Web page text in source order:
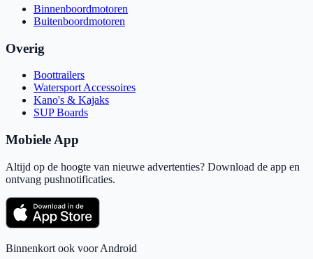
Binnenboordmotoren
Buitenboordmotoren
Overig
Boottrailers
Watersport Accessoires
Kano's & Kajaks
SUP Boards
Mobiele App
Altijd op de hoogte van nieuwe advertenties? Download de app en
ontvang pushnotificaties.
Binnenkort ook voor Android